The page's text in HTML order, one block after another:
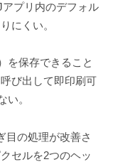
プリ内のデフォル
にくい。
を保存できること
び出して即印刷可
い。
の処理が改善さ
セルを2つのヘッ